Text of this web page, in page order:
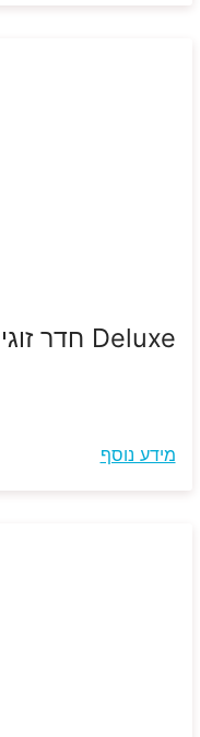
Deluxe חדר זוגי נוף חלקי לים
מידע נוסף